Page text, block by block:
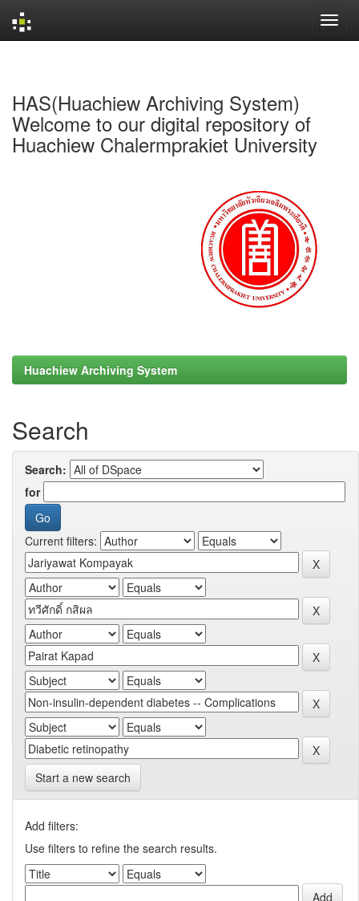
HAS(Huachiew Archiving System)
Welcome to our digital repository of
Huachiew Chalermprakiet University
Huachiew Archiving System
Search
Search:
for
Current filters:
Start a new search
Add filters:
Use filters to refine the search results.